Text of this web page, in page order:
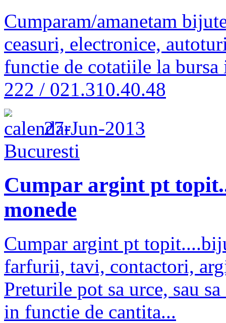
Cumparam/amanetam
ceasuri, electronice,
functie de cotatiile la
222 / 021.310.40.48
27-Jun-2013
Bucuresti
Cumpar argint pt
monede
Cumpar argint pt
farfurii, tavi, contactori,
Preturile pot sa urce, sau
in functie de cantita...